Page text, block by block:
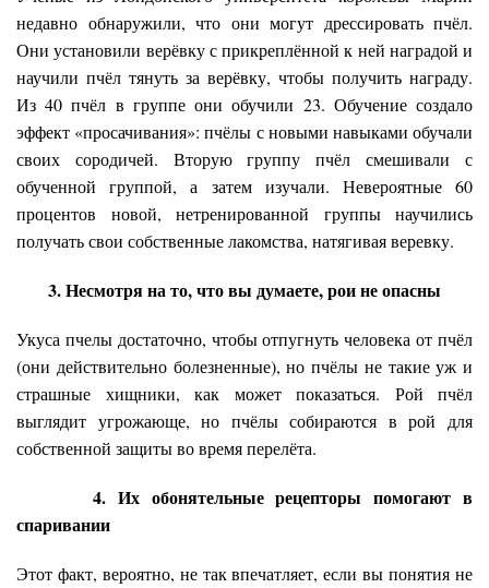
недавно обнаружили, что они могут дрессировать пчёл.
Они установили верёвку с прикреплённой к ней наградой и
научили пчёл тянуть за верёвку, чтобы получить награду.
Из 40 пчёл в группе они обучили 23. Обучение создало
эффект «просачивания»: пчёлы с новыми навыками обучали
своих сородичей. Вторую группу пчёл смешивали с
обученной группой, а затем изучали. Невероятные 60
процентов новой, нетренированной группы научились
получать свои собственные лакомства, натягивая веревку.
3. Несмотря на то, что вы думаете, рои не опасны
Укуса пчелы достаточно, чтобы отпугнуть человека от пчёл
(они действительно болезненные), но пчёлы не такие уж и
страшные хищники, как может показаться. Рой пчёл
выглядит угрожающе, но пчёлы собираются в рой для
собственной защиты во время перелёта.
4. Их обонятельные рецепторы помогают в
спаривании
Этот факт, вероятно, не так впечатляет, если вы понятия не